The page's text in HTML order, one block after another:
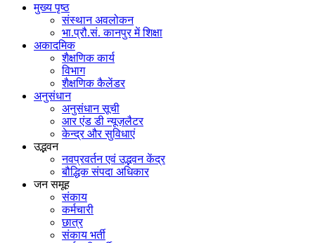
मुख्य पृष्ठ
संस्थान अवलोकन
भा.प्रौ.सं. कानपुर में शिक्षा
अकादमिक
शैक्षणिक कार्य
विभाग
शैक्षणिक कैलेंडर
अनुसंधान
अनुसंधान सूची
आर एंड डी न्यूज़लैटर
केन्द्र और सुविधाएं
उद्भवन
नवप्रवर्तन एवं उद्भवन केंद्र
बौद्धिक संपदा अधिकार
जन समूह
संकाय
कर्मचारी
छात्र
संकाय भर्ती